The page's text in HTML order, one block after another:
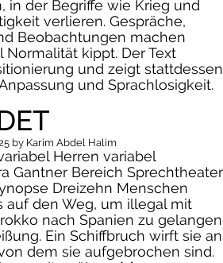
in der Begriffe wie Krieg und
verlieren. Gespräche,
Beobachtungen machen
kippt. Der Text
und zeigt stattdessen
und Sprachlosigkeit.
by Karim Abdel Halim
Herren variabel
Gantner Bereich Sprechtheater
Dreizehn Menschen
auf den Weg, um illegal mit
nach Spanien zu gelangen
Ein Schiffbruch wirft sie an
dem sie aufgebrochen sind.